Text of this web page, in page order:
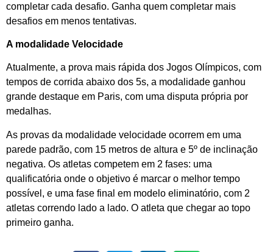
completar cada desafio. Ganha quem completar mais
desafios em menos tentativas.
A modalidade Velocidade
Atualmente, a prova mais rápida dos Jogos Olímpicos, com
tempos de corrida abaixo dos 5s, a modalidade ganhou
grande destaque em Paris, com uma disputa própria por
medalhas.
As provas da modalidade velocidade ocorrem em uma
parede padrão, com 15 metros de altura e 5º de inclinação
negativa. Os atletas competem em 2 fases: uma
qualificatória onde o objetivo é marcar o melhor tempo
possível, e uma fase final em modelo eliminatório, com 2
atletas correndo lado a lado. O atleta que chegar ao topo
primeiro ganha.